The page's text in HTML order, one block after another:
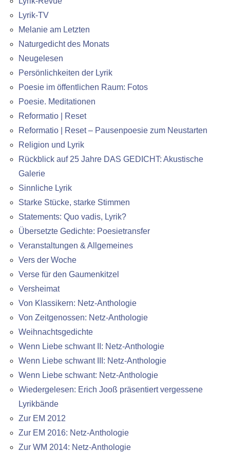
Lyrik-TV
Melanie am Letzten
Naturgedicht des Monats
Neugelesen
Persönlichkeiten der Lyrik
Poesie im öffentlichen Raum: Fotos
Poesie. Meditationen
Reformatio | Reset
Reformatio | Reset – Pausenpoesie zum Neustarten
Religion und Lyrik
Rückblick auf 25 Jahre DAS GEDICHT: Akustische
Galerie
Sinnliche Lyrik
Starke Stücke, starke Stimmen
Statements: Quo vadis, Lyrik?
Übersetzte Gedichte: Poesietransfer
Veranstaltungen & Allgemeines
Vers der Woche
Verse für den Gaumenkitzel
Versheimat
Von Klassikern: Netz-Anthologie
Von Zeitgenossen: Netz-Anthologie
Weihnachtsgedichte
Wenn Liebe schwant II: Netz-Anthologie
Wenn Liebe schwant III: Netz-Anthologie
Wenn Liebe schwant: Netz-Anthologie
Wiedergelesen: Erich Jooß präsentiert vergessene
Lyrikbände
Zur EM 2012
Zur EM 2016: Netz-Anthologie
Zur WM 2014: Netz-Anthologie